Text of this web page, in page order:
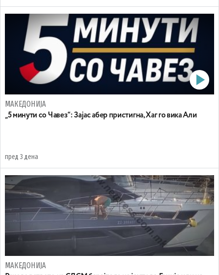
МАКЕДОНИЈА
„5 минути со Чавез“: Зајас абер пристигна, Хаг го вика Али
пред 3 дена
МАКЕДОНИЈА